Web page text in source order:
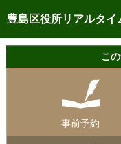
豊島区役所リアルタイ
トップページへ
ご利用方法
予約状況確認
こ
事前予約